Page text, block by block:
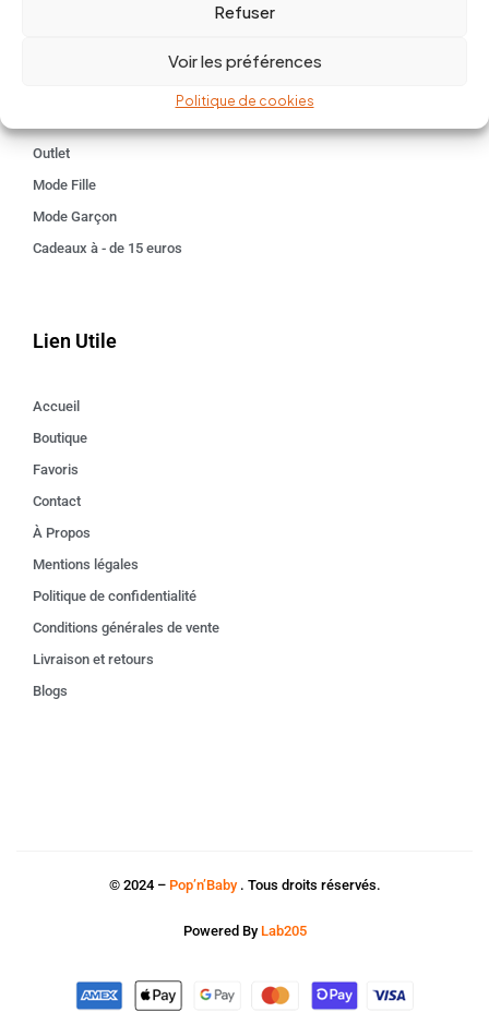
Refuser
Voir les préférences
Politique de cookies
Outlet
Mode Fille
Mode Garçon
Cadeaux à - de 15 euros
Lien Utile
Accueil
Boutique
Favoris
Contact
À Propos
Mentions légales
Politique de confidentialité
Conditions générales de vente
Livraison et retours
Blogs
© 2024 – Pop’n’Baby. Tous droits réservés.
Powered By Lab205